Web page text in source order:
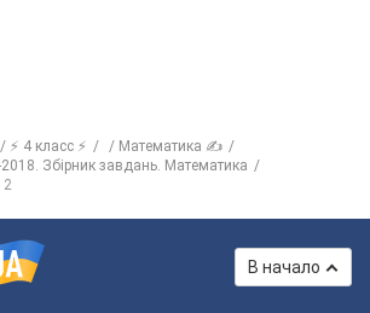
⚡ 4 класс ⚡
Математика ✍
Збірник завдань. Математика
2
В начало